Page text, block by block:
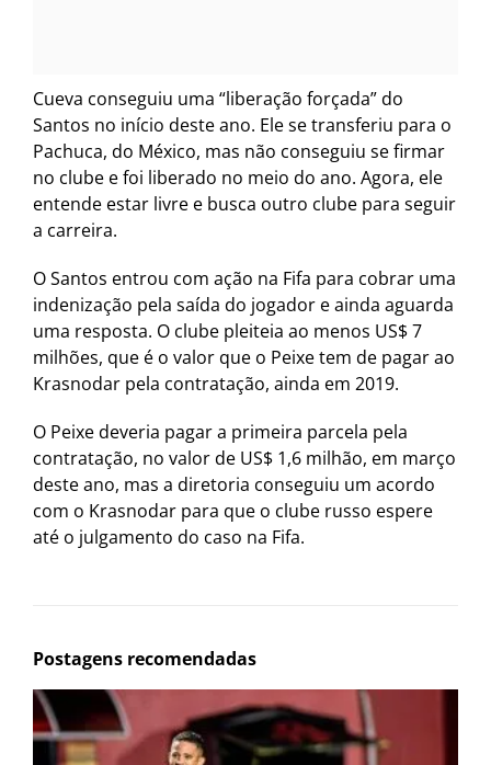
Cueva conseguiu uma “liberação forçada” do
Santos no início deste ano. Ele se transferiu para o
Pachuca, do México, mas não conseguiu se firmar
no clube e foi liberado no meio do ano. Agora, ele
entende estar livre e busca outro clube para seguir
a carreira.
O Santos entrou com ação na Fifa para cobrar uma
indenização pela saída do jogador e ainda aguarda
uma resposta. O clube pleiteia ao menos US$ 7
milhões, que é o valor que o Peixe tem de pagar ao
Krasnodar pela contratação, ainda em 2019.
O Peixe deveria pagar a primeira parcela pela
contratação, no valor de US$ 1,6 milhão, em março
deste ano, mas a diretoria conseguiu um acordo
com o Krasnodar para que o clube russo espere
até o julgamento do caso na Fifa.
Postagens recomendadas